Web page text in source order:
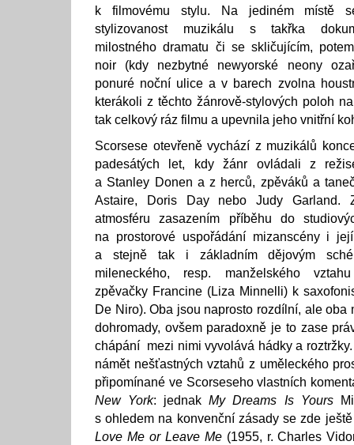
k filmovému stylu. Na jediném místě
stylizovanost muzikálu s takřka
milostného dramatu či se skličujícím,
noir (kdy nezbytné newyorské neony
ponuré noční ulice a v barech zvolna
kterákoli z těchto žánrově-stylových poloh
tak celkový ráz filmu a upevnila jeho vnitřní
Scorsese otevřeně vychází z muzikálů
padesátých let, kdy žánr ovládali z
a Stanley Donen a z herců, zpěváků a
Astaire, Doris Day nebo Judy Garland.
atmosféru zasazením příběhu do
na prostorové uspořádání mizanscény i
a stejně tak i základním dějovým
mileneckého, resp. manželského
zpěvačky Francine (Liza Minnelli) k
De Niro). Oba jsou naprosto rozdílní, ale oba
dohromady, ovšem paradoxně je to zase
chápání mezi nimi vyvolává hádky a
námět nešťastných vztahů z uměleckého
připomínané ve Scorseseho vlastních
New York: jednakMy Dreams Is Yours
s ohledem na konvenční zásady se zde
Love Me or Leave Me(1955, r. Charles